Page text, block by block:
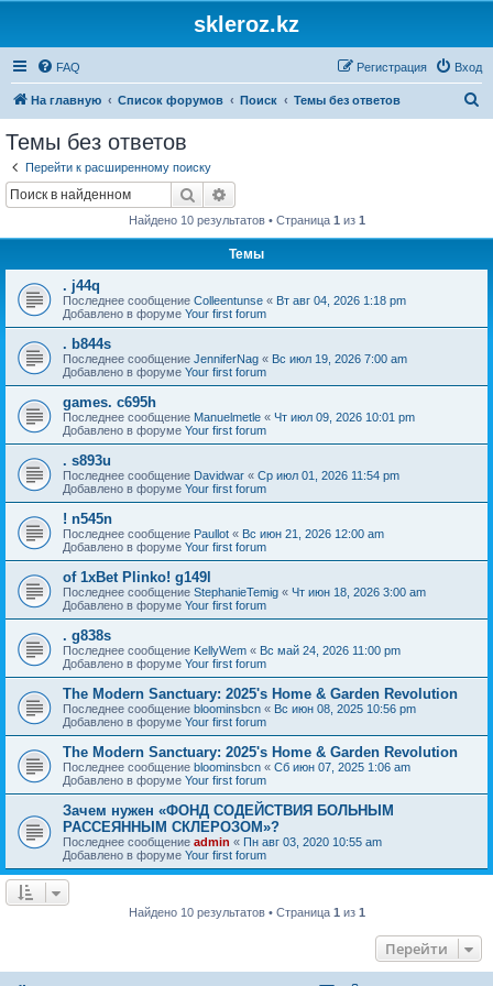
skleroz.kz
FAQ Вход
Регистрация
На главную Список форумов Поиск Темы без ответов
Темы без ответов
Перейти к расширенному поиску
Поиск
Найдено 10 результатов • Страница 1 из 1
Темы
. j44q
Последнее сообщение Colleentunse « Вт авг 04, 2026 1:18 pm
Добавлено в форуме Your first forum
. b844s
Последнее сообщение JenniferNag « Вс июл 19, 2026 7:00 am
Добавлено в форуме Your first forum
games. c695h
Последнее сообщение Manuelmetle « Чт июл 09, 2026 10:01 pm
Добавлено в форуме Your first forum
. s893u
Последнее сообщение Davidwar « Ср июл 01, 2026 11:54 pm
Добавлено в форуме Your first forum
! n545n
Последнее сообщение Paullot « Вс июн 21, 2026 12:00 am
Добавлено в форуме Your first forum
of 1xBet Plinko! g149l
Последнее сообщение StephanieTemig « Чт июн 18, 2026 3:00 am
Добавлено в форуме Your first forum
. g838s
Последнее сообщение KellyWem « Вс май 24, 2026 11:00 pm
Добавлено в форуме Your first forum
The Modern Sanctuary: 2025's Home & Garden Revolution
Последнее сообщение bloominsbcn « Вс июн 08, 2025 10:56 pm
Добавлено в форуме Your first forum
The Modern Sanctuary: 2025's Home & Garden Revolution
Последнее сообщение bloominsbcn « Сб июн 07, 2025 1:06 am
Добавлено в форуме Your first forum
Зачем нужен «ФОНД СОДЕЙСТВИЯ БОЛЬНЫМ
РАССЕЯННЫМ СКЛЕРОЗОМ»?
Последнее сообщение admin « Пн авг 03, 2020 10:55 am
Добавлено в форуме Your first forum
Найдено 10 результатов • Страница 1 из 1
Перейти